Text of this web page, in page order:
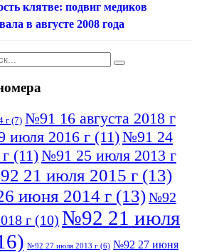
клятве: подвиг медиков
в августе 2008 года
г (7) №91 16 августа 2018 г
июля 2016 г (11)№91 24
(11)№91 25 июля 2013 г
21 июля 2015 г (13)
июня 2014 г (13)№92
г (10) №92 21 июля
№92 27 июля 2013 г (6) №92 27 июня